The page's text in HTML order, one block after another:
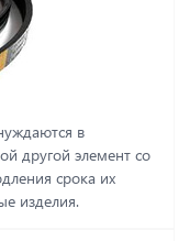
в
другой элемент со
срока их
изделия.